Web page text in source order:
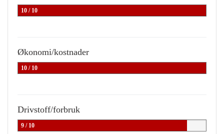
10 / 10
Økonomi/kostnader
10 / 10
Drivstoff/forbruk
9 / 10